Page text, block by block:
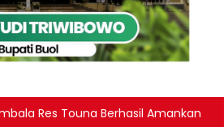
Res Touna Berhasil Amankan